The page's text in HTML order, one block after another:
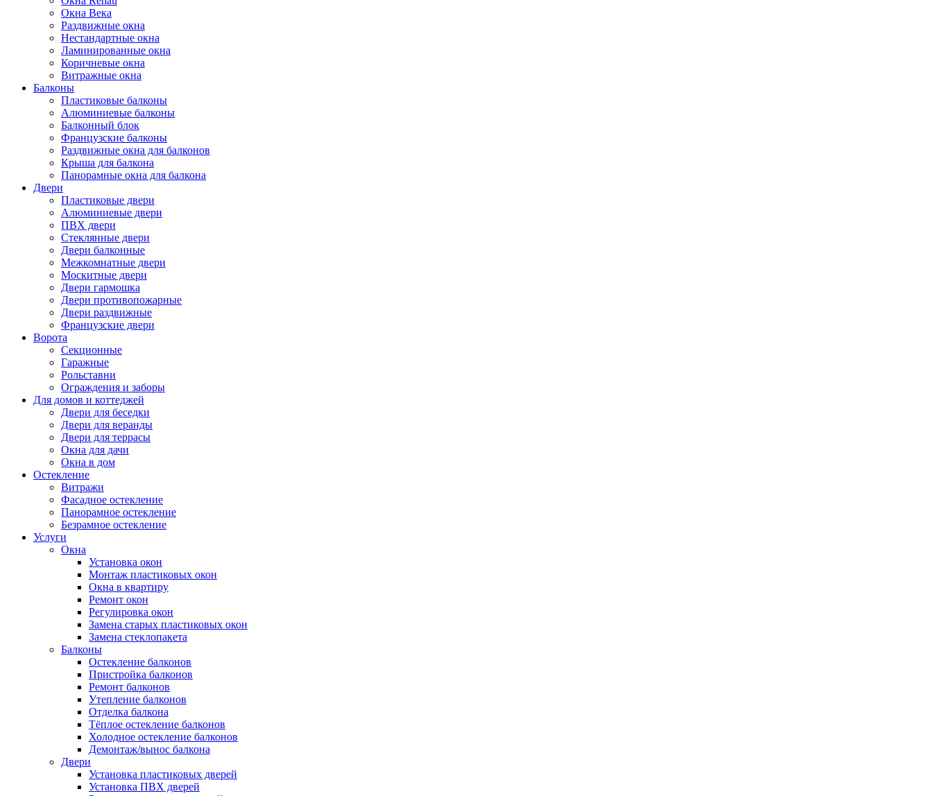
Окна Века
Раздвижные окна
Нестандартные окна
Ламинированные окна
Коричневые окна
Витражные окна
Балконы
Пластиковые балконы
Алюминиевые балконы
Балконный блок
Французские балконы
Раздвижные окна для балконов
Крыша для балкона
Панорамные окна для балкона
Двери
Пластиковые двери
Алюминиевые двери
ПВХ двери
Стеклянные двери
Двери балконные
Межкомнатные двери
Москитные двери
Двери гармошка
Двери противопожарные
Двери раздвижные
Французские двери
Ворота
Секционные
Гаражные
Рольставни
Ограждения и заборы
Для домов и коттеджей
Двери для беседки
Двери для веранды
Двери для террасы
Окна для дачи
Окна в дом
Остекление
Витражи
Фасадное остекление
Панорамное остекление
Безрамное остекление
Услуги
Окна
Установка окон
Монтаж пластиковых окон
Окна в квартиру
Ремонт окон
Регулировка окон
Замена старых пластиковых окон
Замена стеклопакета
Балконы
Остекление балконов
Пристройка балконов
Ремонт балконов
Утепление балконов
Отделка балкона
Тёплое остекление балконов
Холодное остекление балконов
Демонтаж/вынос балкона
Двери
Установка пластиковых дверей
Установка ПВХ дверей